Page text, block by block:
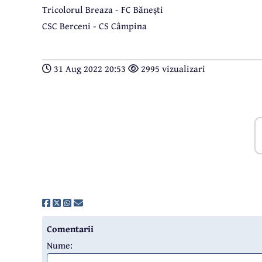
Tricolorul Breaza - FC Bănești
CSC Berceni - CS Câmpina
31 Aug 2022 20:53 2995 vizualizari
Comentarii
Nume: